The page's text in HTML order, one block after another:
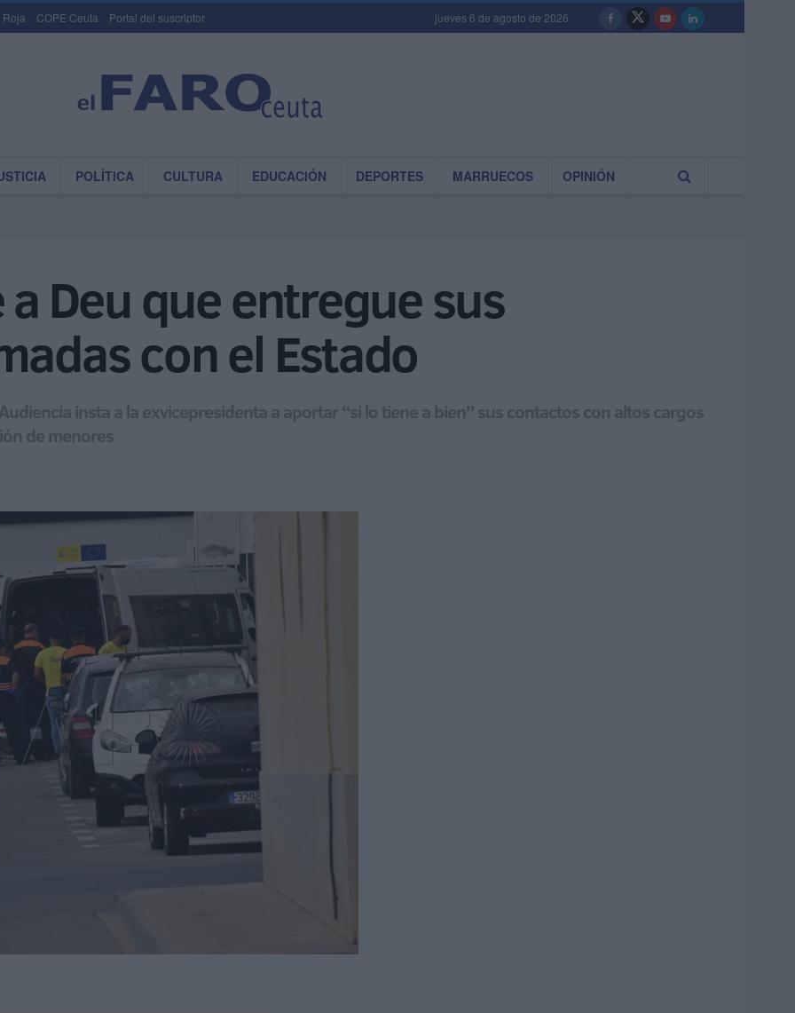
Roja COPE Ceuta Portal del suscriptor jueves 6 de agosto de 2026
POLÍTICA CULTURA EDUCACIÓN DEPORTES MARRUECOS OPINIÓN
Deu que entregue sus
con el Estado
insta a la exvicepresidenta a aportar “si lo tiene a bien” sus contactos con altos cargos
de menores